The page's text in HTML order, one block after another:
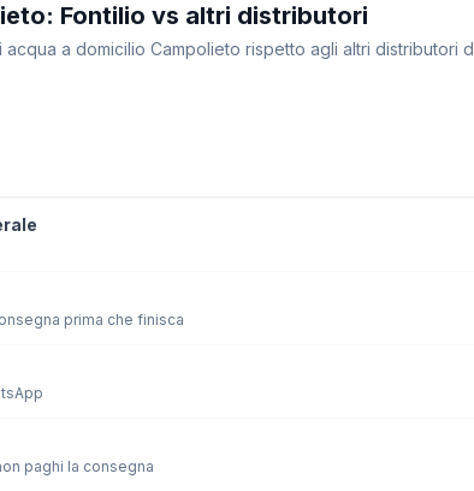
Fontilio vs altri distributori
a domicilio Campolieto rispetto agli altri distributori
prima che finisca
paghi la consegna